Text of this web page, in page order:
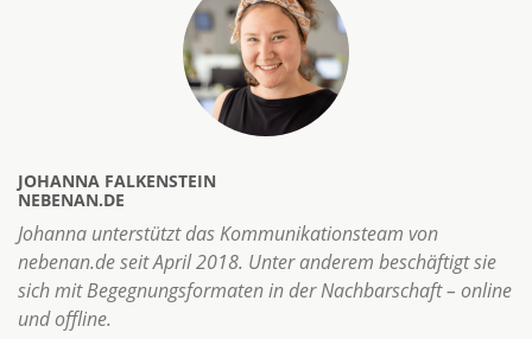
JOHANNA FALKENSTEIN
NEBENAN.DE
Johanna unterstützt das Kommunikationsteam von
nebenan.de seit April 2018. Unter anderem beschäftigt sie
sich mit Begegnungsformaten in der Nachbarschaft – online
und offline.